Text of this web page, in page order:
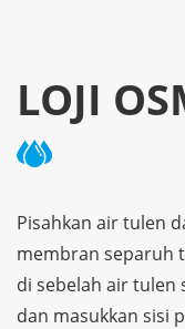
LOJI
Pisahkan air tulen
membran separuh
di sebelah air tulen
dan masukkan sisi